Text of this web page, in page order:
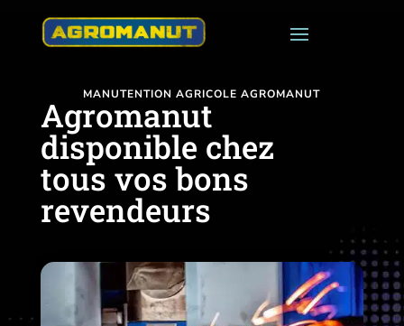
MANUTENTION AGRICOLE AGROMANUT
Agromanut
disponible chez
tous vos bons
revendeurs